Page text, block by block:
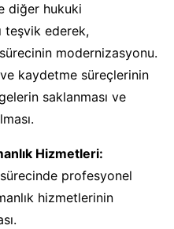
diğer hukuki
teşvik ederek,
modernizasyonu.
kaydetme süreçlerinin
saklanması ve
Hizmetleri:
profesyonel
hizmetlerinin